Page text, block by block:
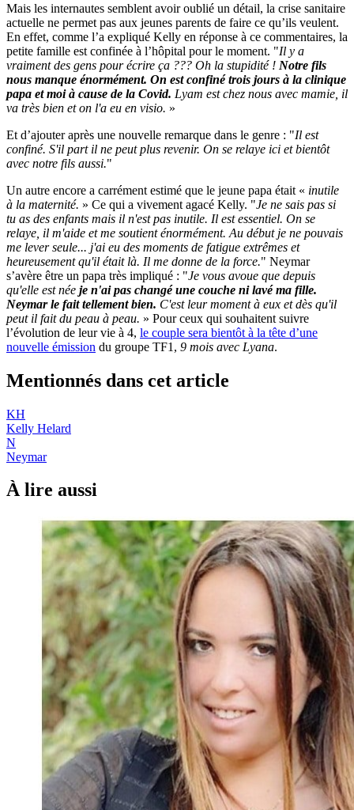
Mais les internautes semblent avoir oublié un détail, la crise sanitaire
actuelle ne permet pas aux jeunes parents de faire ce qu’ils veulent.
En effet, comme l’a expliqué Kelly en réponse à ce commentaires, la
petite famille est confinée à l’hôpital pour le moment. "Il y a
vraiment des gens pour écrire ça ??? Oh la stupidité ! Notre fils
nous manque énormément. On est confiné trois jours à la clinique
papa et moi à cause de la Covid. Lyam est chez nous avec mamie, il
va très bien et on l'a eu en visio. »
Et d’ajouter après une nouvelle remarque dans le genre : "Il est
confiné. S'il part il ne peut plus revenir. On se relaye ici et bientôt
avec notre fils aussi."
Un autre encore a carrément estimé que le jeune papa était « inutile
à la maternité. » Ce qui a vivement agacé Kelly. "Je ne sais pas si
tu as des enfants mais il n'est pas inutile. Il est essentiel. On se
relaye, il m'aide et me soutient énormément. Au début je ne pouvais
me lever seule... j'ai eu des moments de fatigue extrêmes et
heureusement qu'il était là. Il me donne de la force." Neymar
s’avère être un papa très impliqué : "Je vous avoue que depuis
qu'elle est née je n'ai pas changé une couche ni lavé ma fille.
Neymar le fait tellement bien. C'est leur moment à eux et dès qu'il
peut il fait du peau à peau. » Pour ceux qui souhaitent suivre
l’évolution de leur vie à 4, le couple sera bientôt à la tête d’une
nouvelle émission du groupe TF1, 9 mois avec Lyana.
Mentionnés dans cet article
KH
Kelly Helard
N
Neymar
À lire aussi